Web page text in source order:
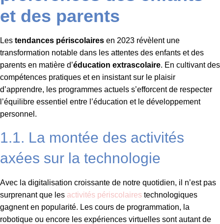
et des parents
Les tendances périscolaires en 2023 révèlent une
transformation notable dans les attentes des enfants et des
parents en matière d’éducation extrascolaire. En cultivant des
compétences pratiques et en insistant sur le plaisir
d’apprendre, les programmes actuels s’efforcent de respecter
l’équilibre essentiel entre l’éducation et le développement
personnel.
1.1. La montée des activités
axées sur la technologie
Avec la digitalisation croissante de notre quotidien, il n’est pas
surprenant que les activités périscolaires technologiques
gagnent en popularité. Les cours de programmation, la
robotique ou encore les expériences virtuelles sont autant de